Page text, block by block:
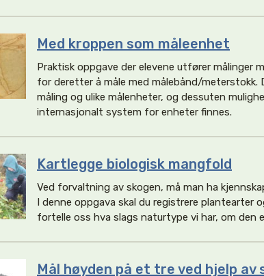
Med kroppen som måleenhet
Praktisk oppgave der elevene utfører målinger
for deretter å måle med målebånd/meterstokk.
måling og ulike målenheter, og dessuten
internasjonalt system for enheter finnes.
Kartlegge biologisk mangfold
Ved forvaltning av skogen, må man ha
I denne oppgava skal du registrere plantearter
fortelle oss hva slags naturtype vi har, om den
Mål høyden på et tre ved hjelp av